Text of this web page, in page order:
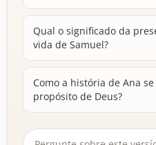
Qual o significado da
vida de Samuel?
Como a história de Ana
propósito de Deus?